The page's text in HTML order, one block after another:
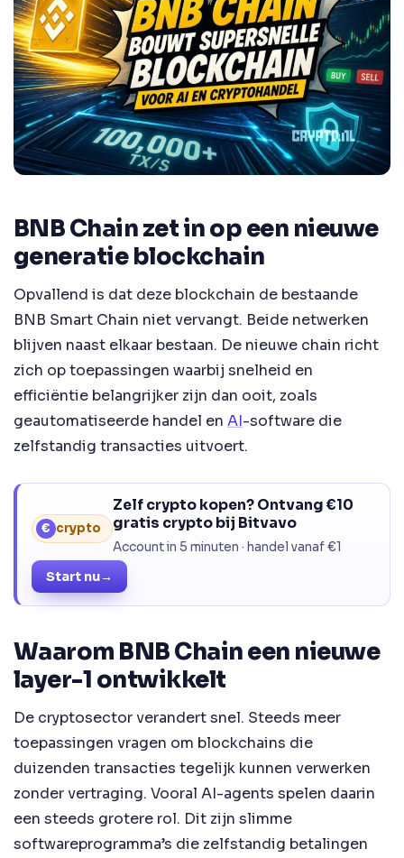
BNB Chain zet in op een nieuwe
generatie blockchain
Opvallend is dat deze blockchain de bestaande
BNB Smart Chain niet vervangt. Beide netwerken
blijven naast elkaar bestaan. De nieuwe chain richt
zich op toepassingen waarbij snelheid en
efficiëntie belangrijker zijn dan ooit, zoals
geautomatiseerde handel en AI-software die
zelfstandig transacties uitvoert.
€ crypto
Zelf crypto kopen? Ontvang €10
gratis crypto bij Bitvavo
Account in 5 minuten · handel vanaf €1
Start nu→
Waarom BNB Chain een nieuwe
layer-1 ontwikkelt
De cryptosector verandert snel. Steeds meer
toepassingen vragen om blockchains die
duizenden transacties tegelijk kunnen verwerken
zonder vertraging. Vooral AI-agents spelen daarin
een steeds grotere rol. Dit zijn slimme
softwareprogramma’s die zelfstandig betalingen